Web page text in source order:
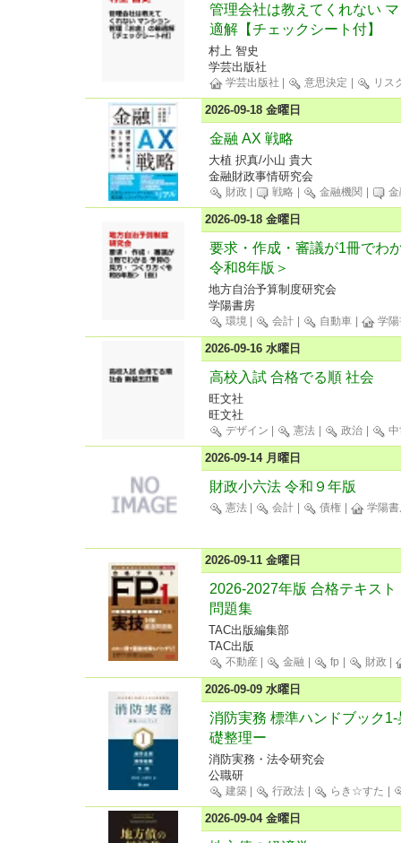
管理会社は教えてくれない
適解【チェックシート付】
村上 智史
学芸出版社
学芸出版社 意思決定 リス
2026-09-18 金曜日
金融 AX 戦略
大植 択真/小山 貴大
金融財政事情研究会
財政 戦略 金融機関 金
2026-09-18 金曜日
要求・作成・審議が1冊でわ
令和8年版＞
地方自治予算制度研究会
学陽書房
環境 会計 自動車 学陽
2026-09-16 水曜日
高校入試 合格でる順 社会
旺文社
旺文社
デザイン 憲法 政治 中
2026-09-14 月曜日
財政小六法 令和９年版
憲法 会計 債権 学陽書
2026-09-11 金曜日
2026-2027年版 合格テキス
問題集
TAC出版編集部
TAC出版
不動産 金融 fp 財政
2026-09-09 水曜日
消防実務 標準ハンドブック
礎整理ー
消防実務・法令研究会
公職研
建築 行政法 らき☆すた
2026-09-04 金曜日